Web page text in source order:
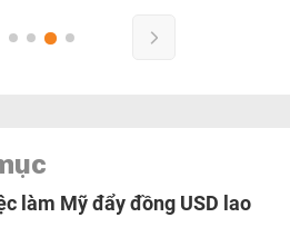
làm Mỹ đẩy đồng USD lao